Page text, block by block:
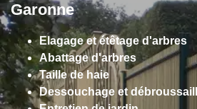
Garonne
Elagage et étêtage d'arbres
Abattage d'arbres
Taille de haie
Dessouchage et